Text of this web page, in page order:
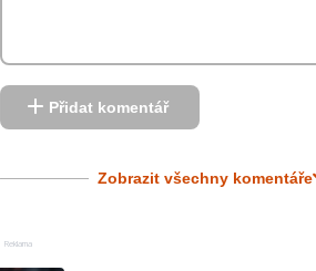
Přidat komentář
Zobrazit všechny komentáře
Reklama